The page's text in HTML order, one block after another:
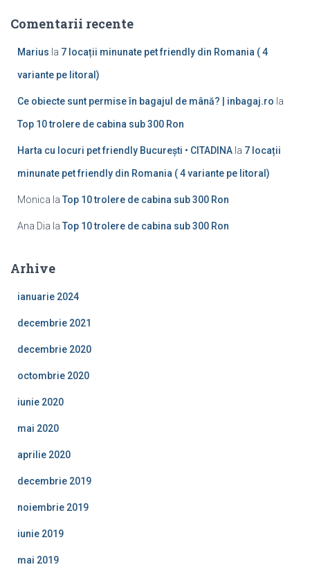
Comentarii recente
Marius la 7 locații minunate pet friendly din Romania ( 4
variante pe litoral)
Ce obiecte sunt permise în bagajul de mână? | inbagaj.ro la
Top 10 trolere de cabina sub 300 Ron
Harta cu locuri pet friendly București • CITADINA la 7 locații
minunate pet friendly din Romania ( 4 variante pe litoral)
Monica la Top 10 trolere de cabina sub 300 Ron
Ana Dia la Top 10 trolere de cabina sub 300 Ron
Arhive
ianuarie 2024
decembrie 2021
decembrie 2020
octombrie 2020
iunie 2020
mai 2020
aprilie 2020
decembrie 2019
noiembrie 2019
iunie 2019
mai 2019